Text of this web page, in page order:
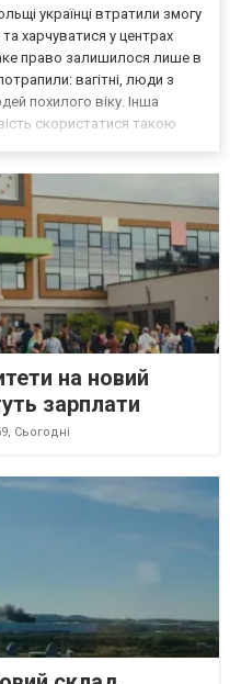
українці втратили змогу
харчуватися у центрах
право залишилося лише в
вагітні, люди з
похилого віку. Інша
скористатися такою
на новий
зарплати
Сьогодні